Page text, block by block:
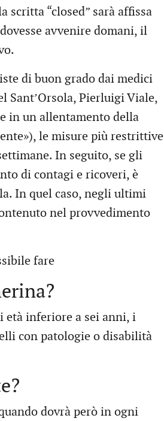
scritta “closed” sarà affissa
avvenire domani, il
di buon grado dai medici
Sant’Orsola, Pierluigi Viale,
in un allentamento della
le misure più restrittive
In seguito, se gli
di contagi e ricoveri, è
In quel caso, negli ultimi
nel provvedimento
fare
età inferiore a sei anni, i
con patologie o disabilità
dovrà però in ogni